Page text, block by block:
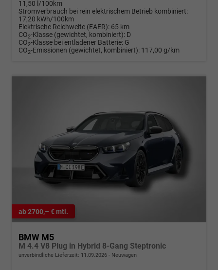
11,50 l/100km
Stromverbrauch bei rein elektrischem Betrieb kombiniert:
17,20 kWh/100km
Elektrische Reichweite (EAER): 65 km
CO2-Klasse (gewichtet, kombiniert): D
CO2-Klasse bei entladener Batterie: G
CO2-Emissionen (gewichtet, kombiniert): 117,00 g/km
ab 2700,– € mtl.
BMW M5
M 4.4 V8 Plug in Hybrid 8-Gang Steptronic
unverbindliche Lieferzeit: 11.09.2026 Neuwagen